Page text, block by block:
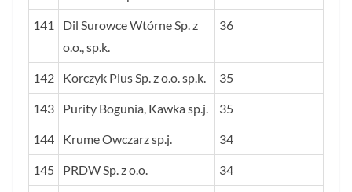
141
Dil Surowce Wtórne Sp. z
o.o., sp.k.
36
142 Korczyk Plus Sp. z o.o. sp.k. 35
143 Purity Bogunia, Kawka sp.j. 35
144 Krume Owczarz sp.j. 34
145 PRDW Sp. z o.o. 34